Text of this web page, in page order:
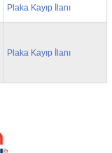
Plaka Kayıp İlanı
Plaka Kayıp İlanı